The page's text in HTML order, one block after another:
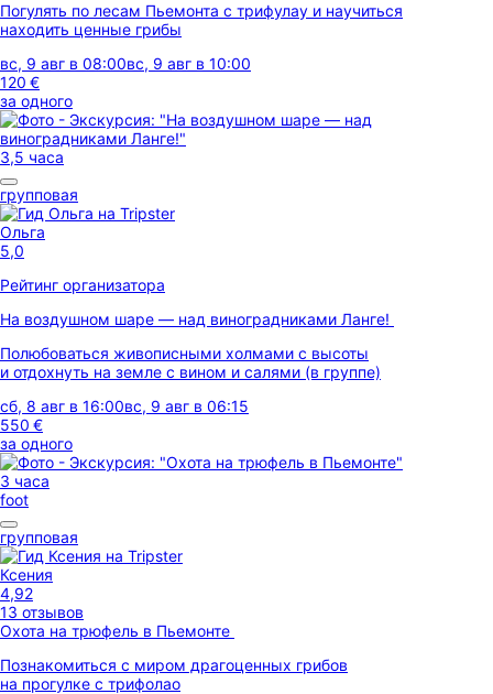
Погулять по лесам Пьемонта с трифулау и научиться
находить ценные грибы
вс, 9 авг в 08:00вс, 9 авг в 10:00
120 €
за одного
3,5 часа
групповая
Ольга
5,0
Рейтинг организатора
На воздушном шаре — над виноградниками Ланге!
Полюбоваться живописными холмами с высоты
и отдохнуть на земле с вином и салями (в группе)
сб, 8 авг в 16:00вс, 9 авг в 06:15
550 €
за одного
3 часа
foot
групповая
Ксения
4,92
13 отзывов
Охота на трюфель в Пьемонте
Познакомиться с миром драгоценных грибов
на прогулке с трифолао